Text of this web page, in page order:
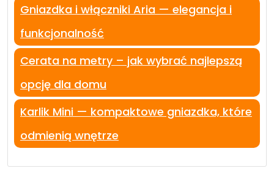
Gniazdka i włączniki Aria — elegancja i
funkcjonalność
Cerata na metry – jak wybrać najlepszą
opcję dla domu
Karlik Mini — kompaktowe gniazdka, które
odmienią wnętrze